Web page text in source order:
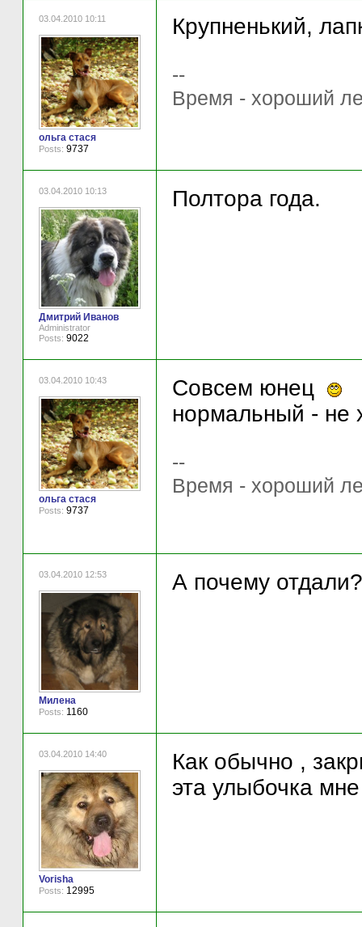
03.04.2010 10:11
ольга стася
Posts: 9737
Крупненький,
--
Время - хороший
03.04.2010 10:13
Дмитрий Иванов
Administrator
Posts: 9022
Полтора года.
03.04.2010 10:43
ольга стася
Posts: 9737
Совсем юнец
нормальный - не
--
Время - хороший
03.04.2010 12:53
Милена
Posts: 1160
А почему отдали?
03.04.2010 14:40
Vorisha
Posts: 12995
Как обычно ,
эта улыбочка